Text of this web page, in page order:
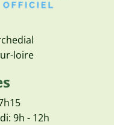
loire
9h - 12h